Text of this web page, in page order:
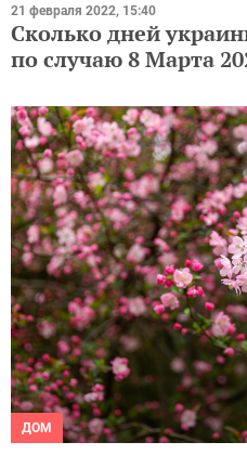
21 февраля 2022, 15:40
Сколько дней
по случаю 8 Марта
ДОМ